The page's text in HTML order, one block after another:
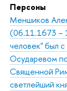
Персоны
Меншиков
(06.11.1673 –
человек" был
Осударевом
Священной
светлейший